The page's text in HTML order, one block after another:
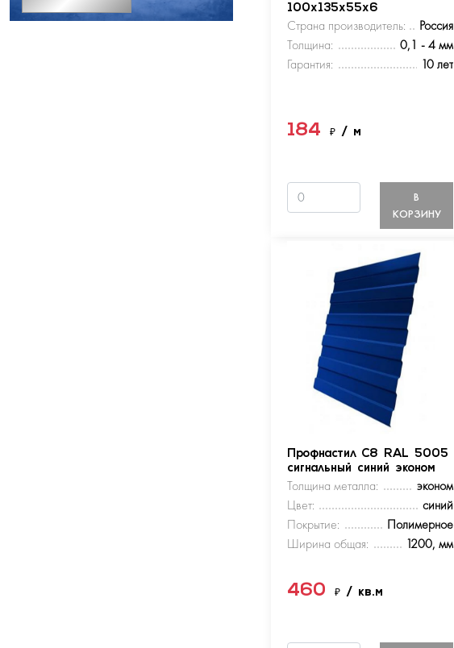
100х135х55х6
Страна производитель:
Россия
Толщина:
0,1 - 4 мм
Гарантия:
10 лет
184₽/ м
В
КОРЗИНУ
Профнастил С8 RAL 5005
сигнальный синий эконом
Толщина металла:
эконом
Цвет:
синий
Покрытие:
Полимерное
Ширина общая:
1200, мм
460₽/ кв.м